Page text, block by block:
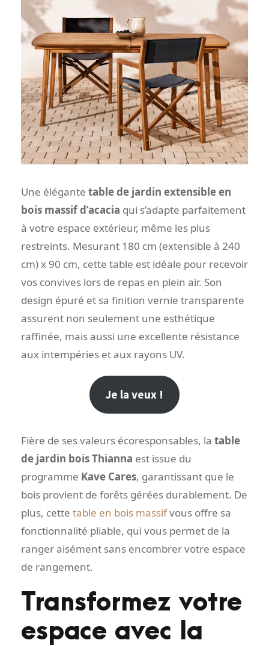
Une élégante table de jardin extensible en
bois massif d’acacia qui s’adapte parfaitement
à votre espace extérieur, même les plus
restreints. Mesurant 180 cm (extensible à 240
cm) x 90 cm, cette table est idéale pour recevoir
vos convives lors de repas en plein air. Son
design épuré et sa finition vernie transparente
assurent non seulement une esthétique
raffinée, mais aussi une excellente résistance
aux intempéries et aux rayons UV.
Je la veux !
Fière de ses valeurs écoresponsables, la table
de jardin bois Thianna est issue du
programme Kave Cares, garantissant que le
bois provient de forêts gérées durablement. De
plus, cette table en bois massifvous offre sa
fonctionnalité pliable, qui vous permet de la
ranger aisément sans encombrer votre espace
de rangement.
Transformez votre
espace avec la